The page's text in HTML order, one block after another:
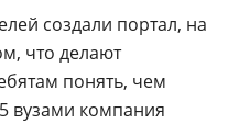
создали портал, на
что делают
понять, чем
вузами компания